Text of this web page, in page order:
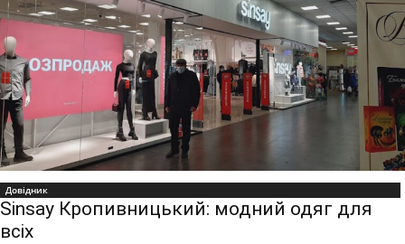
Довідник
Sinsay Кропивницький: модний одяг для
всіх